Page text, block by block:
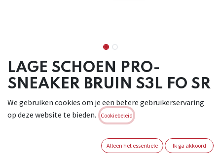
LAGE SCHOEN PRO-
SNEAKER BRUIN S3L FO SR
(1PR)
Comfortabele trendy schoen in waterafstotend buffel
synthetisch. Versterkte neus: staal. Binnenvoering: 3D.
We gebruiken cookies om je een betere gebruikerservaring
op deze website te bieden.
Cookiebeleid
Alleen het essentiële Ik ga akkoord